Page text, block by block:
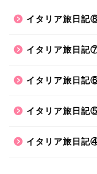
イタリア旅日記
イタリア旅日記
イタリア旅日記
イタリア旅日記
イタリア旅日記